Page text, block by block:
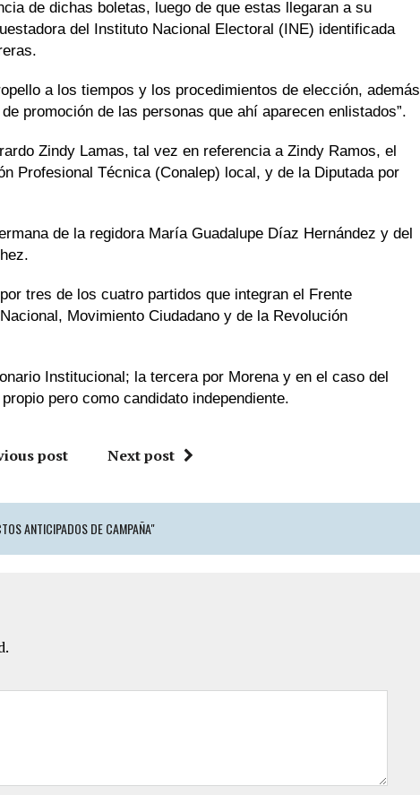
de dichas boletas, luego de que estas llegaran a su
del Instituto Nacional Electoral (INE) identificada
a los tiempos y los procedimientos de elección, además
promoción de las personas que ahí aparecen enlistados”.
Zindy Lamas, tal vez en referencia a Zindy Ramos, el
Profesional Técnica (Conalep) local, y de la Diputada por
de la regidora María Guadalupe Díaz Hernández y del
tres de los cuatro partidos que integran el Frente
Movimiento Ciudadano y de la Revolución
Institucional; la tercera por Morena y en el caso del
pero como candidato independiente.
post Next post
ANTICIPADOS DE CAMPAÑA"